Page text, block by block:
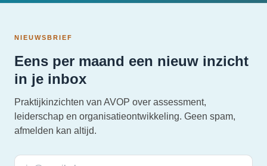
NIEUWSBRIEF
Eens per maand een nieuw inzicht
in je inbox
Praktijkinzichten van AVOP over assessment,
leiderschap en organisatieontwikkeling. Geen spam,
afmelden kan altijd.